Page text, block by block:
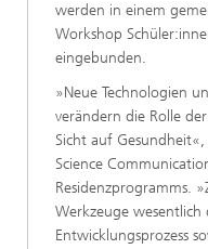
werden in einem
Workshop
eingebunden.
»Neue Technologien
verändern die Rolle
Sicht auf
Science
Residenzprogramms.
Werkzeuge
Entwicklung­sprozess